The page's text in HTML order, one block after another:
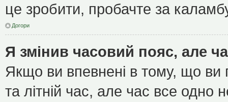
це зробити, пробачте за
Догори
Я змінив часовий пояс, але
Якщо ви впевнені в тому, що ви
та літній час, але час все одно